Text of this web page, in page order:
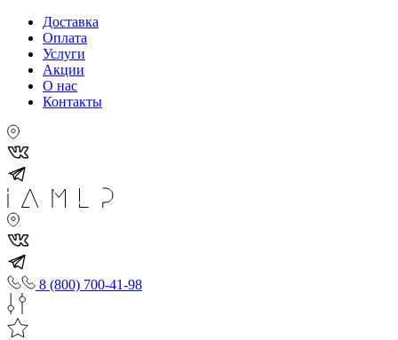
Доставка
Оплата
Услуги
Акции
О нас
Контакты
8 (800) 700-41-98